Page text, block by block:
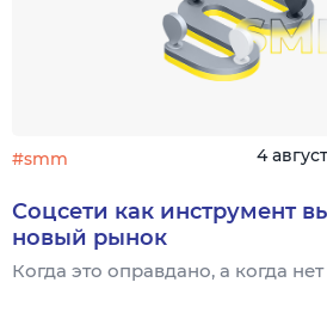
#smm 4
Соцсети как инструмент
новый рынок
Когда это оправдано, а когда нет